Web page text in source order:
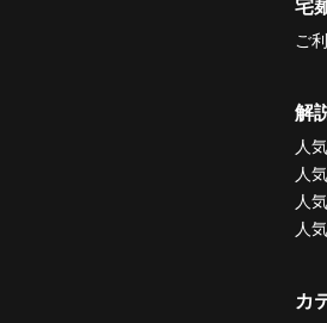
宅
ご
解
人
人
人
人
カ